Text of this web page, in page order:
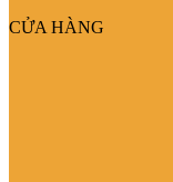
CỬA HÀNG